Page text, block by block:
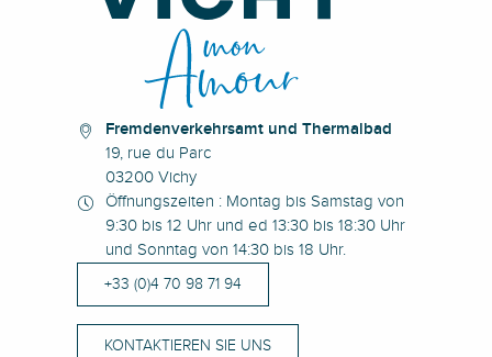
Maison Martin
L'ÉPICERIE à Nizerolles
Fremdenverkehrsamt und Thermalbad
19, rue du Parc
03200 Vichy
Öffnungszeiten : Montag bis Samstag von
9:30 bis 12 Uhr und ed 13:30 bis 18:30 Uhr
und Sonntag von 14:30 bis 18 Uhr.
+33 (0)4 70 98 71 94
KONTAKTIEREN SIE UNS